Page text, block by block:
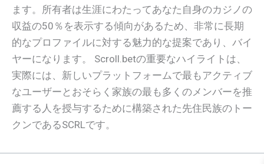
ます。所有者は生涯にわたってあなた自身のカジノの
収益の50％を表示する傾向があるため、非常に長期
的なプロファイルに対する魅力的な提案であり、バイ
ヤーになります。 Scroll.betの重要なハイライトは、
実際には、新しいプラットフォームで最もアクティブ
なユーザーとおそらく家族の最も多くのメンバーを推
薦する人を授与するために構築された先住民族のトー
クンであるSCRLです。